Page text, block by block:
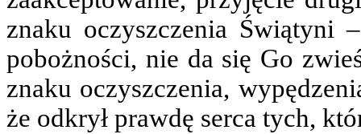
znaku oczyszczenia Świątyni
pobożności, nie da się Go
znaku oczyszczenia,
że odkrył prawdę serca tych,